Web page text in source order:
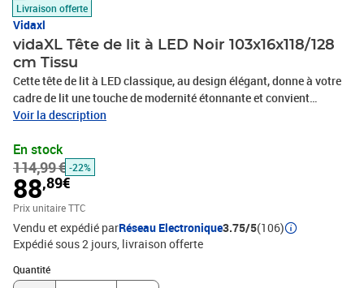
Livraison offerte
Vidaxl
vidaXL Tête de lit à LED Noir 103x16x118/128
cm Tissu
Cette tête de lit à LED classique, au design élégant, donne à votre
cadre de lit une touche de modernité étonnante et convient
parfaitement à toute chambre à coucher. Tissu durable : le tissu
durable.LED colorée : apportez de l'éclairage dans l'obscurité avec
des lumières LED colorées !Hauteur réglable : la tête de lit est
réglable en hauteur selon vos préférences.Excellent soutien : la
tête de lit vous offre un excellent soutien du dos lorsque vous êtes
assis dans votre lit pour lire ou regarder la télévision.Bande à LED
découpable : cette bande à LED flexible peut être ajustée en
longueur. Le symbole des ciseaux indique où la bande peut être
coupée en toute sécurité sans l'endommager. Remarque :Seule la
Voir la description
En stock
114,99 € -22%
88,89€
Prix unitaire TTC
Vendu et expédié parRéseau Electronique3.75/5(106)
Expédié sous 2 jours livraison offerte
Quantité
Quantité : 1